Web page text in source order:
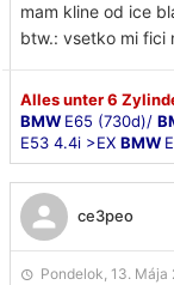
mam kline od ice
btw.: vsetko mi fici
Alles unter 6
BMW E65 (730d)/
E53 4.4i >EX BMW
ce3peo
Pondelok, 13. Mája